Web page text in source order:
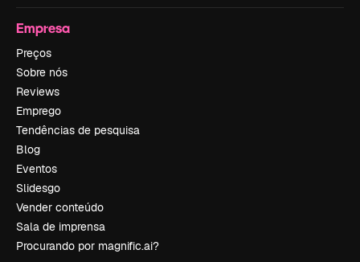
Empresa
Preços
Sobre nós
Reviews
Emprego
Tendências de pesquisa
Blog
Eventos
Slidesgo
Vender conteúdo
Sala de imprensa
Procurando por magnific.ai?